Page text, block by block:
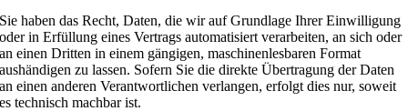
Sie haben das Recht, Daten, die wir auf Grundlage Ihrer Einwilligung
oder in Erfüllung eines Vertrags automatisiert verarbeiten, an sich oder
an einen Dritten in einem gängigen, maschinenlesbaren Format
aushändigen zu lassen. Sofern Sie die direkte Übertragung der Daten
an einen anderen Verantwortlichen verlangen, erfolgt dies nur, soweit
es technisch machbar ist.